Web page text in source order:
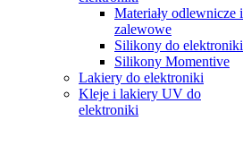
Materiały odlewnicze i
zalewowe
Silikony do elektroniki
Silikony Momentive
Lakiery do elektroniki
Kleje i lakiery UV do
elektroniki